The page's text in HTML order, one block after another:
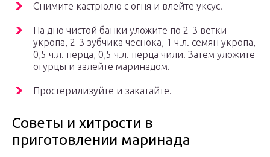
Снимите кастрюлю с огня и влейте уксус.
На дно чистой банки уложите по 2-3 ветки
укропа, 2-3 зубчика чеснока, 1 ч.л. семян укропа,
0,5 ч.л. перца, 0,5 ч.л. перца чили. Затем уложите
огурцы и залейте маринадом.
Простерилизуйте и закатайте.
Советы и хитрости в
приготовлении маринада